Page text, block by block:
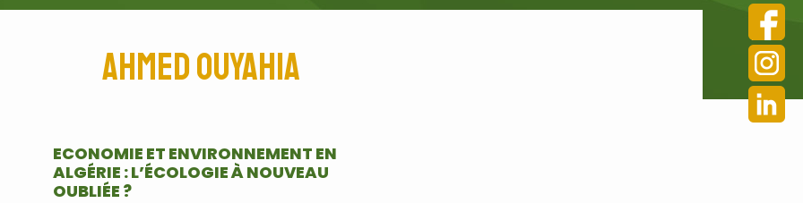
Ahmed Ouyahia
ECONOMIE ET ENVIRONNEMENT EN
ALGÉRIE : L’ÉCOLOGIE À NOUVEAU
OUBLIÉE ?